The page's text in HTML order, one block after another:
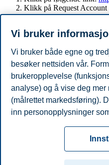
Klikk på Request Account
Fyll inn feltene
eksperimenter på BI -
Personvern Cookies
fra
Beredskap
Kontakt oss
Campus:
Oslo
Trondheim Stavanger
Vi bruker
Vi bruker både egne og
besøker nettsiden vår.
brukeropplevelse
analyse) og å vise deg
(målrettet markedsføring).
inn personopplysninger
cookies som er
fungere, kan du enten
samtykke ved å endre